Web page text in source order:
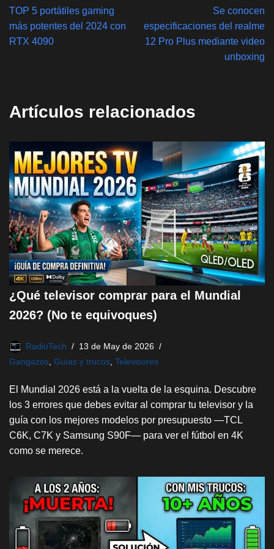
TOP 5 portátiles gaming
más potentes del 2024 con
RTX 4090
Se conocen
especificaciones del realme
12 Pro Plus mediante video
unboxing
Artículos relacionados
¿Qué televisor comprar para el Mundial
2026? (No te equivoques)
RadioTech
13 de May de 2026
Gangazos Guías y trucos Televisores
El Mundial 2026 está a la vuelta de la esquina. Descubre
los 3 errores que debes evitar al comprar tu televisor y la
guía con los mejores modelos por presupuesto —TCL
C6K, C7K y Samsung S90F— para ver el fútbol en 4K
como se merece.